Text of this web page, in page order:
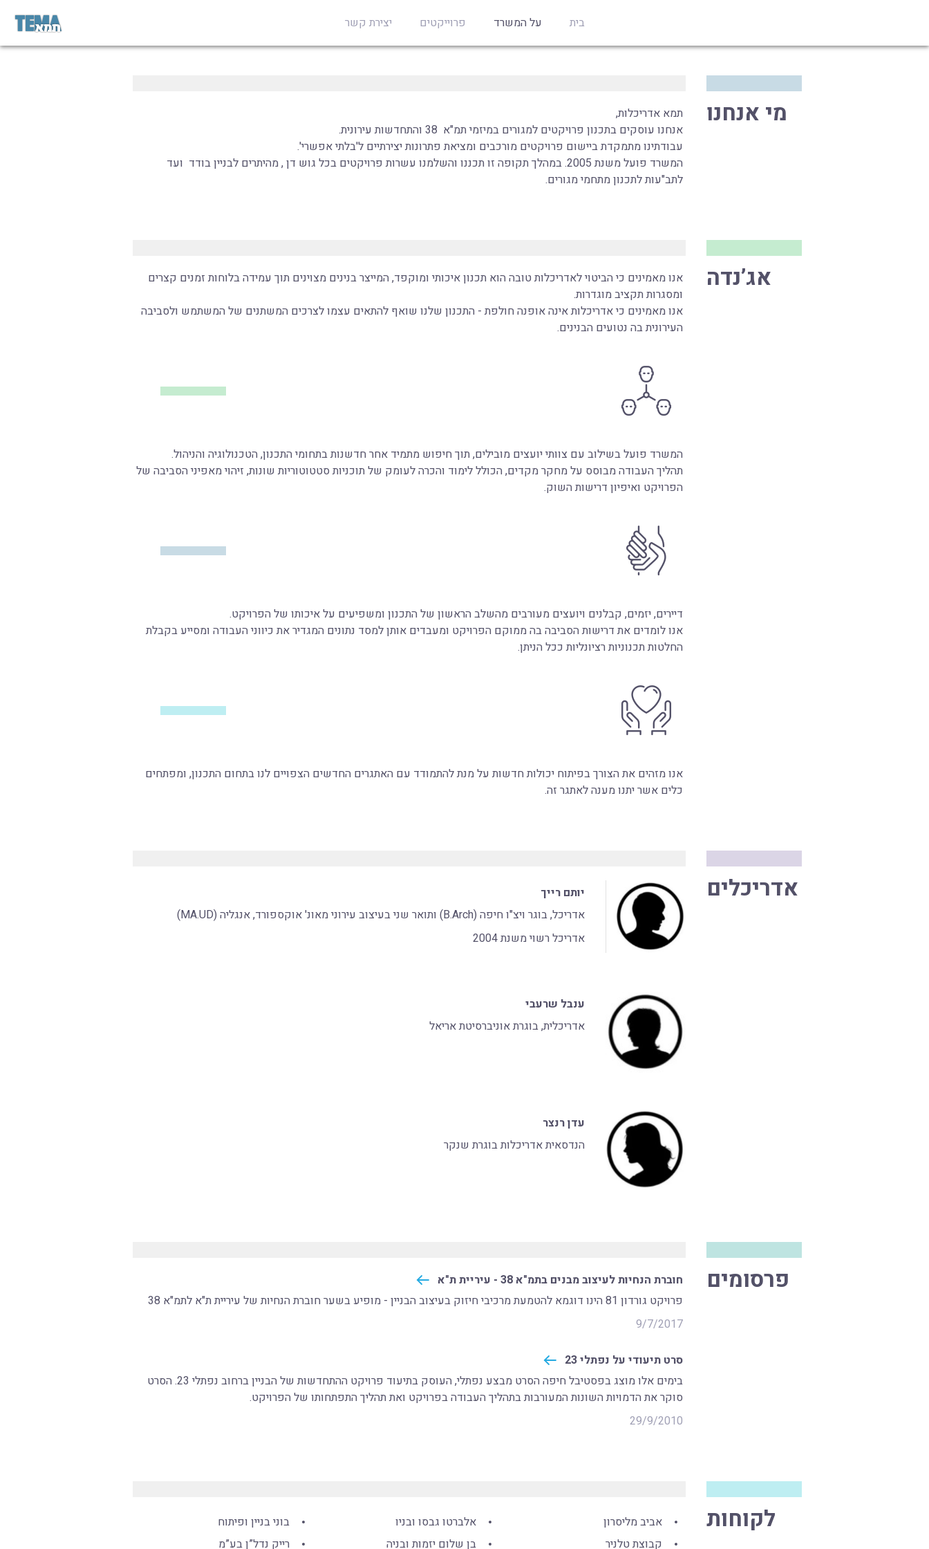
בית על המשרד פרוייקטים יצירת קשר
מי אנחנו
תמא אדריכלות,
אנחנו עוסקים בתכנון פרויקטים למגורים במיזמי תמ"א 38 והתחדשות עירונית.
עבודתינו מתמקדת ביישום פרויקטים מורכבים ומציאת פתרונות יצירתיים ל'בלתי אפשרי'.
המשרד פועל משנת 2005. במהלך תקופה זו תכננו והשלמנו עשרות פרויקטים בכל גוש דן , מהיתרים לבניין בודד ועד
לתב"עות לתכנון מתחמי מגורים.
אג’נדה
אנו מאמינים כי הביטוי לאדריכלות טובה הוא תכנון איכותי ומוקפד, המייצר בנינים מצוינים תוך עמידה בלוחות זמנים קצרים
ומסגרות תקציב מוגדרות.
אנו מאמינים כי אדריכלות אינה אופנה חולפת - התכנון שלנו שואף להתאים עצמו לצרכים המשתנים של המשתמש ולסביבה
העירונית בה נטועים הבנינים.
המשרד פועל בשילוב עם צוותי יועצים מובילים, תוך חיפוש מתמיד אחר חדשנות בתחומי התכנון, הטכנולוגיה והניהול.
תהליך העבודה מבוסס על מחקר מקדים, הכולל לימוד והכרה לעומק של תוכניות סטטוטוריות שונות, זיהוי מאפיני הסביבה של
הפרויקט ואיפיון דרישות השוק.
דיירים, יזמים, קבלנים ויועצים מעורבים מהשלב הראשון של התכנון ומשפיעים על איכותו של הפרויקט.
אנו לומדים את דרישות הסביבה בה ממוקם הפרויקט ומעבדים אותן למסד נתונים המגדיר את כיווני העבודה ומסייע בקבלת
החלטות תכנוניות רציונליות ככל הניתן.
אנו מזהים את הצורך בפיתוח יכולות חדשות על מנת להתמודד עם האתגרים החדשים הצפויים לנו בתחום התכנון, ומפתחים
כלים אשר יתנו מענה לאתגר זה.
אדריכלים
יותם רייך
אדריכל, בוגר ויצ"ו חיפה (B.Arch) ותואר שני בעיצוב עירוני מאונ' אוקספורד, אנגליה (MA.UD)
אדריכל רשוי משנת 2004
ענבל שרעבי
אדריכלית, בוגרת אוניברסיטת אריאל
עדן רנצר
הנדסאית אדריכלות בוגרת שנקר
פרסומים
חוברת הנחיות לעיצוב מבנים בתמ"א 38 - עיריית ת"א
פרויקט גורדון 81 הינו דוגמא להטמעת מרכיבי חיזוק בעיצוב הבניין - מופיע בשער חוברת הנחיות של עיריית ת"א לתמ"א 38
9/7/2017
סרט תיעודי על נפתלי 23
בימים אלו מוצג בפסטיבל חיפה הסרט מבצע נפתלי, העוסק בתיעוד פרויקט ההתחדשות של הבניין ברחוב נפתלי 23. הסרט
סוקר את הדמויות השונות המעורבות בתהליך העבודה בפרויקט ואת תהליך התפתחותו של הפרויקט.
29/9/2010
לקוחות
אביב מליסרון
קבוצת טלניר
אלברטו גבסו ובניו
בן שלום יזמות ובניה
בוני בניין ופיתוח
רייק נדל”ן בע”מ